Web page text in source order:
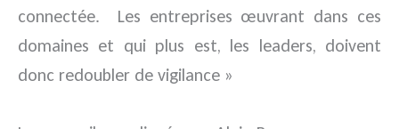
connectée. Les entreprises œuvrant dans ces
domaines et qui plus est, les leaders, doivent
donc redoubler de vigilance »